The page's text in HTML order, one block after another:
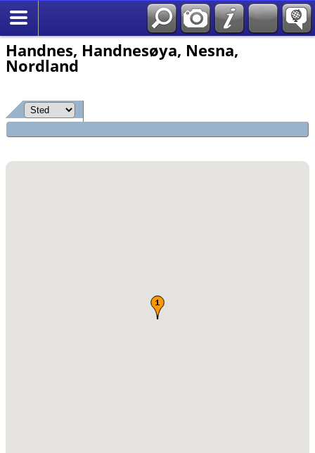
Handnes, Handnesøya, Nesna,
Nordland